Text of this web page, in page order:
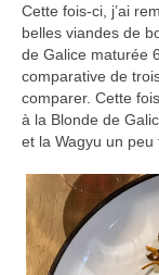
Cette fois-ci, j’ai
belles viandes de
de Galice maturée
comparative de
comparer. Cette
à la Blonde de
et la Wagyu un peu